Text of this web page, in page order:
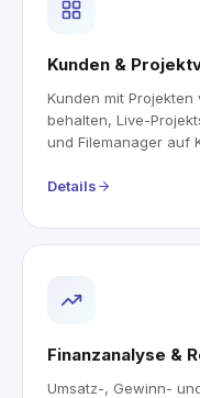
Kunden &
Kunden mit
behalten, Live-
und Filemanager auf
Details
Finanzanalyse &
Umsatz-, Gewinn-